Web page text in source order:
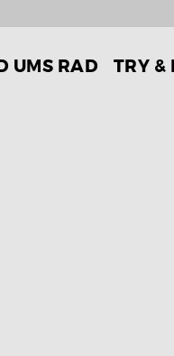
UMS RAD TRY &